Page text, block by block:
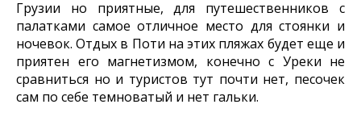
Грузии но приятные, для путешественников с
палатками самое отличное место для стоянки и
ночевок. Отдых в Поти на этих пляжах будет еще и
приятен его магнетизмом, конечно с Уреки не
сравниться но и туристов тут почти нет, песочек
сам по себе темноватый и нет гальки.